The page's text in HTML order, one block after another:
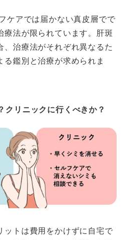
ケアでは届かない真皮層でで
療法が限られています。肝斑
、治療法がそれぞれ異なるた
る鑑別と治療が求められま
クリニックに行くべきか？
ットは費用をかけずに自宅で